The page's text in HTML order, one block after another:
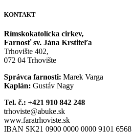
KONTAKT
Rímskokatolícka cirkev,
Farnosť sv. Jána Krstiteľa
Trhovište 402,
072 04 Trhovište
Správca farnosti: Marek Varga
Kaplán: Gustáv Nagy
Tel. č.: +421 910 842 248
trhoviste@abuke.sk
www.faratrhoviste.sk
IBAN SK21 0900 0000 0000 9101 6568